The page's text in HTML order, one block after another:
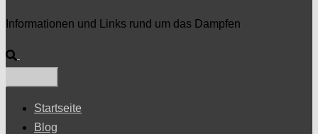
Informationen und Links rund um das Dampfen
Suche
Startseite
Blog